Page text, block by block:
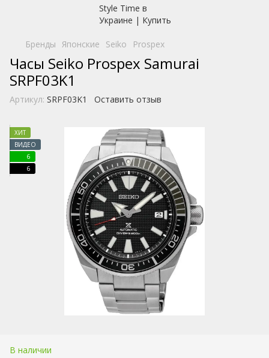
Бренды Японские Seiko Prospex
Часы Seiko Prospex Samurai
SRPF03K1
Артикул: SRPF03K1 Оставить отзыв
ХИТ
ВИДЕО
6
6
В наличии